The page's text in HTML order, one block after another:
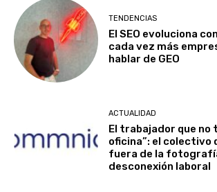
TENDENCIAS
El SEO evoluciona
cada vez más
hablar de GEO
ACTUALIDAD
El trabajador que no
oficina”: el colectivo
fuera de la
desconexión laboral